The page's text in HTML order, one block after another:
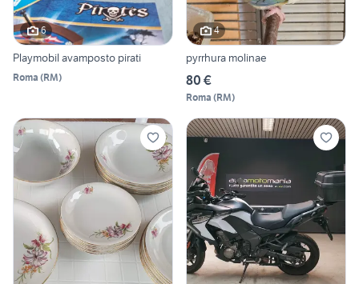
6
Playmobil avamposto pirati
Roma (RM)
4
pyrrhura molinae
80 €
Roma (RM)